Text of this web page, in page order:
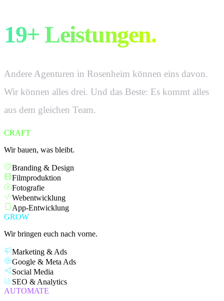
19+ Leistungen.
Andere Agenturen in Rosenheim können eins davon.
Wir können alles drei. Und das Beste: Es kommt alles
aus dem gleichen Team.
CRAFT
Wir bauen, was bleibt.
Branding & Design
Filmproduktion
Fotografie
Webentwicklung
App-Entwicklung
GROW
Wir bringen euch nach vorne.
Marketing & Ads
Google & Meta Ads
Social Media
SEO & Analytics
AUTOMATE